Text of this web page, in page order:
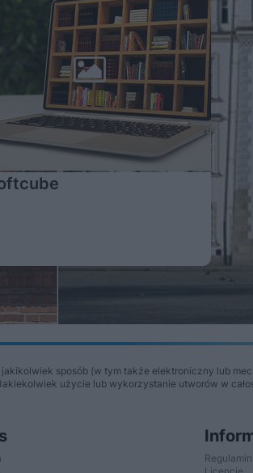
sposób (w tym także elektroniczny lub
użycie lub wykorzystanie utworów w
Regulamin